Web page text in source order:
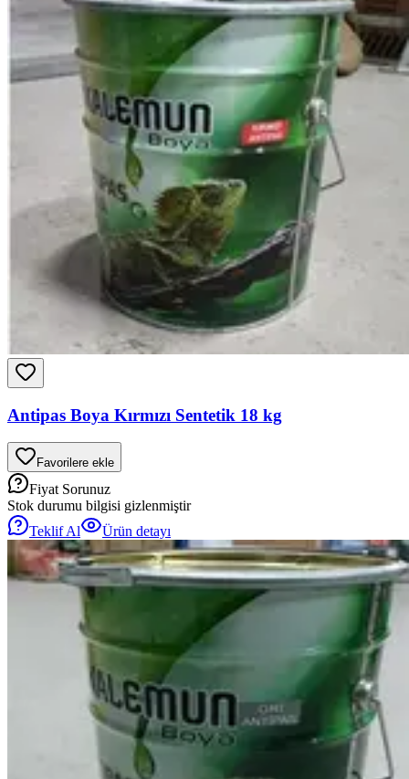
Antipas Boya Kırmızı Sentetik 18 kg
Favorilere ekle
Fiyat Sorunuz
Stok durumu bilgisi gizlenmiştir
Teklif Al
Ürün detayı